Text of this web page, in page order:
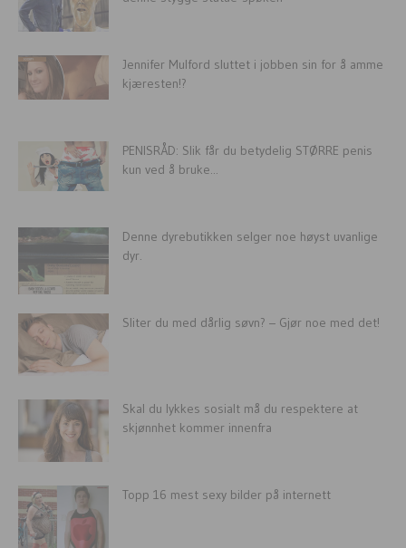
Jennifer Mulford sluttet i jobben sin for å amme
kjæresten!?
PENISRÅD: Slik får du betydelig STØRRE penis
kun ved å bruke...
Denne dyrebutikken selger noe høyst uvanlige
dyr.
Sliter du med dårlig søvn? – Gjør noe med det!
Skal du lykkes sosialt må du respektere at
skjønnhet kommer innenfra
Topp 16 mest sexy bilder på internett